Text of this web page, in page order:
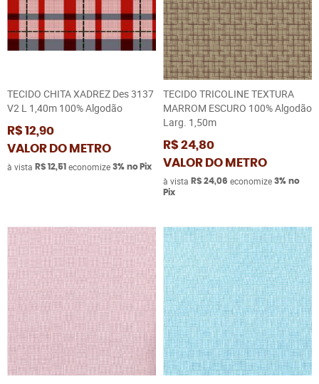
TECIDO CHITA XADREZ Des 3137
V2 L 1,40m 100% Algodão
R$ 12,90
VALOR DO METRO
à vista R$ 12,51 economize 3% no Pix
TECIDO TRICOLINE TEXTURA
MARROM ESCURO 100% Algodão
Larg. 1,50m
R$ 24,80
VALOR DO METRO
à vista R$ 24,06 economize 3% no
Pix